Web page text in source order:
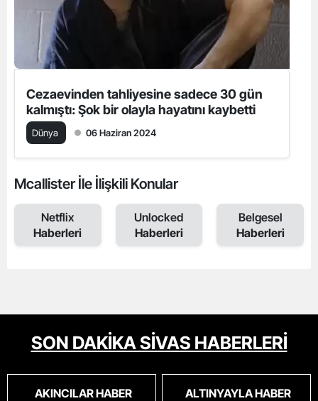
Cezaevinden tahliyesine sadece 30 gün
kalmıştı: Şok bir olayla hayatını kaybetti
Dünya 06 Haziran 2024
Mcallister İle İlişkili Konular
Netflix
Haberleri
Unlocked
Haberleri
Belgesel
Haberleri
SON DAKİKA SİVAS HABERLERİ
AKINCILAR HABER ALTINYAYLA HABER